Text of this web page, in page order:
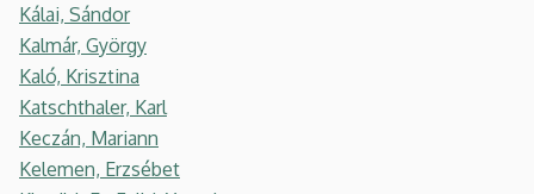
Kálai, Sándor
Kalmár, György
Kaló, Krisztina
Katschthaler, Karl
Keczán, Mariann
Kelemen, Erzsébet